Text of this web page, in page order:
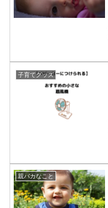
子育てグッズ
親バカなこと